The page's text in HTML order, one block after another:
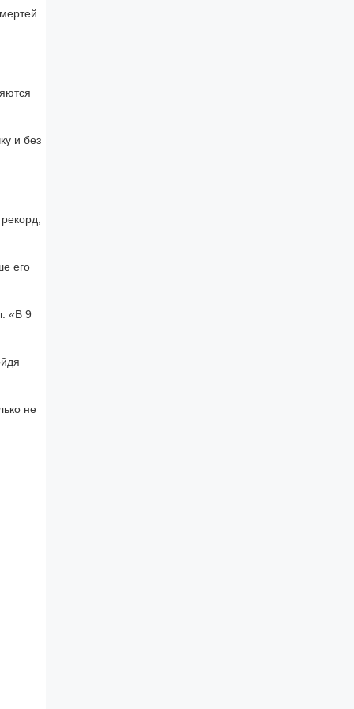
и без
его
«В 9
не